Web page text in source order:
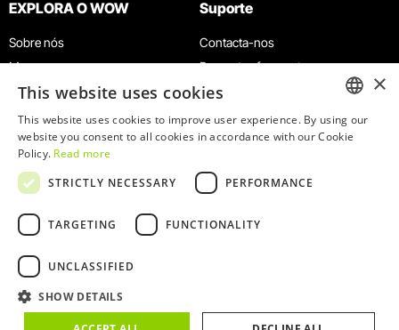
EXPLORA O WOW
Sobre nós
Museus
Agenda
Notícias
Restaurantes
Cartão WOW
Grupos e Eventos
Serviço Educativo
Suporte
Contacta-nos
Perguntas frequentes
Termos e Condições
Política de privacidade e cookies
Trabalha connosco
Livro de reclamações
© 2026
WOW
ENGLISH
×
This website uses cookies
This website uses cookies to improve user experience. By using our
website you consent to all cookies in accordance with our Cookie
Policy. Read more
STRICTLY NECESSARY
PERFORMANCE
TARGETING FUNCTIONALITY
UNCLASSIFIED
SHOW DETAILS